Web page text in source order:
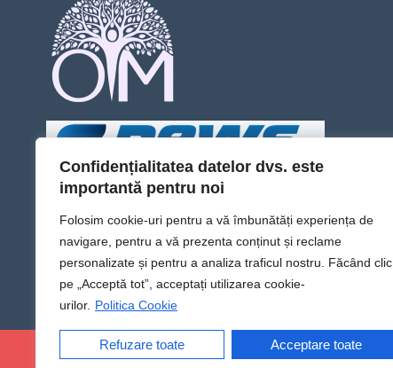
Confidențialitatea datelor dvs. este
importantă pentru noi
Folosim cookie-uri pentru a vă îmbunătăți experiența de
navigare, pentru a vă prezenta conținut și reclame
personalizate și pentru a analiza traficul nostru. Făcând clic
pe „Acceptă tot”, acceptați utilizarea cookie-
urilor. Politica Cookie
Refuzare toate Acceptare toate
@Sens TV | Dă sens omului din tine!